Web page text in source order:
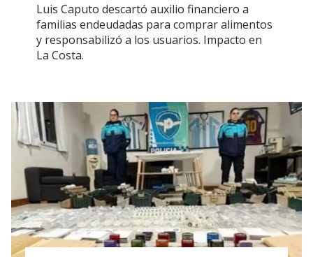
Luis Caputo descartó auxilio financiero a
familias endeudadas para comprar alimentos
y responsabilizó a los usuarios. Impacto en
La Costa.